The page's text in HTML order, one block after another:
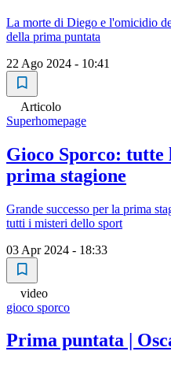
La morte di Diego e l'omicidio
della prima puntata
22 Ago 2024 - 10:41
Articolo
Superhomepage
Gioco Sporco: tutte
prima stagione
Grande successo per la prima
tutti i misteri dello sport
03 Apr 2024 - 18:33
video
gioco sporco
Prima puntata |